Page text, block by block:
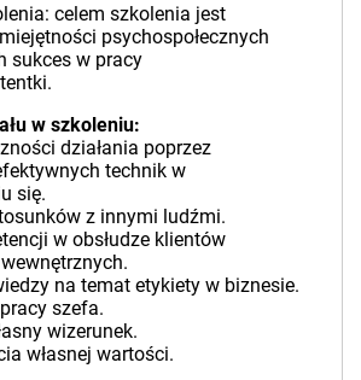
celem szkolenia jest
psychospołecznych
sukces w pracy
w szkoleniu:
działania poprzez
technik w
się.
z innymi ludźmi.
w obsłudze klientów
na temat etykiety w biznesie.
szefa.
wizerunek.
własnej wartości.